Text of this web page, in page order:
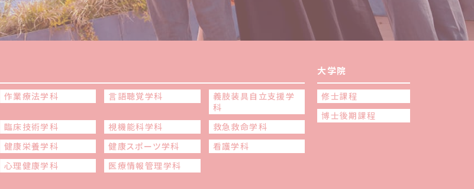
作業療法学科 言語聴覚学科
義肢装具自立支援学
科
臨床技術学科 視機能科学科
救急救命学科
健康栄養学科 健康スポーツ学科
看護学科
心理健康学科 医療情報管理学科
大学院
修士課程
博士後期課程